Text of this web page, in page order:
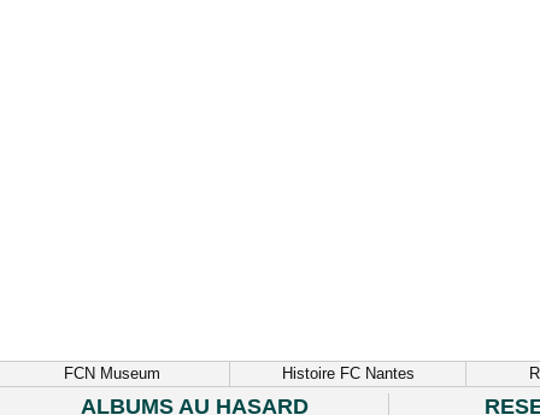
FCN Museum Histoire FC Nantes
ALBUMS AU HASARD